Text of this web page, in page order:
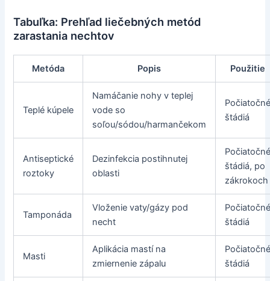
Tabuľka: Prehľad liečebných metód
zarastania nechtov
Metóda Popis Použitie
Teplé kúpele
Namáčanie nohy v teplej
vode so
soľou/sódou/harmančekom
štádiá
Antiseptické
roztoky
Dezinfekcia postihnutej
oblasti
štádiá, po
zákrokoch
Tamponáda
Vloženie vaty/gázy pod
necht
štádiá
Masti
Aplikácia mastí na
zmiernenie zápalu
štádiá